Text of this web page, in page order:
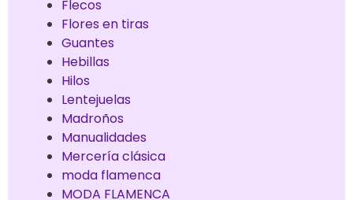
Flecos
Flores en tiras
Guantes
Hebillas
Hilos
Lentejuelas
Madroños
Manualidades
Mercería clásica
moda flamenca
MODA FLAMENCA